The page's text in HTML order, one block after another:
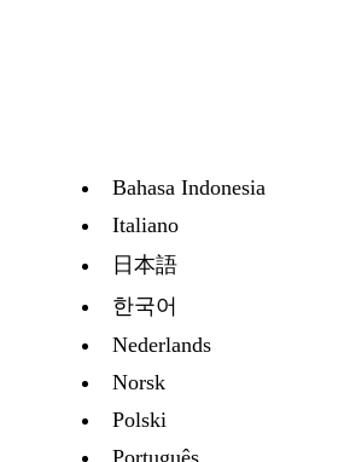
Bahasa Indonesia
Italiano
日本語
한국어
Nederlands
Norsk
Polski
Português